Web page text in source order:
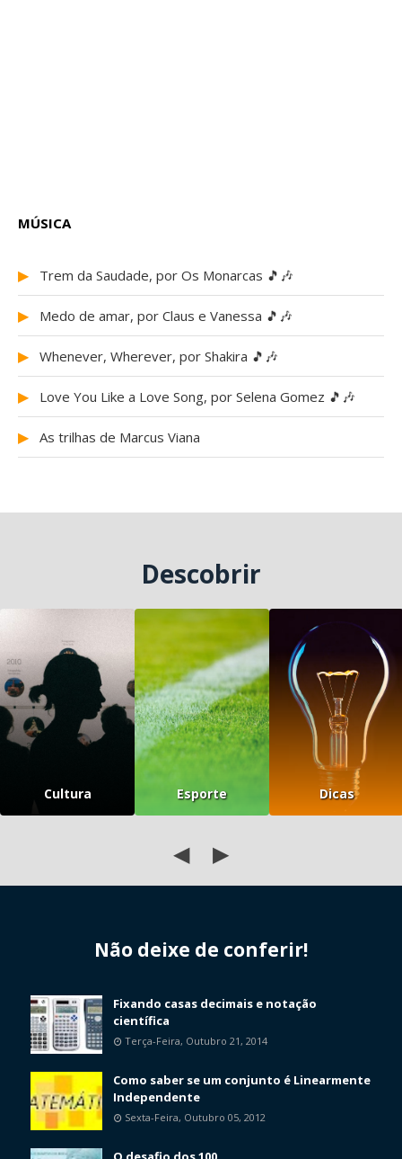
MÚSICA
▶ Trem da Saudade, por Os Monarcas 🎵🎶
▶ Medo de amar, por Claus e Vanessa 🎵🎶
▶ Whenever, Wherever, por Shakira 🎵🎶
▶ Love You Like a Love Song, por Selena Gomez 🎵🎶
▶ As trilhas de Marcus Viana
Descobrir
Cultura Esporte Dicas
◀ ▶
Não deixe de conferir!
Fixando casas decimais e notação
científica
Terça-Feira, Outubro 21, 2014
Como saber se um conjunto é Linearmente
Independente
Sexta-Feira, Outubro 05, 2012